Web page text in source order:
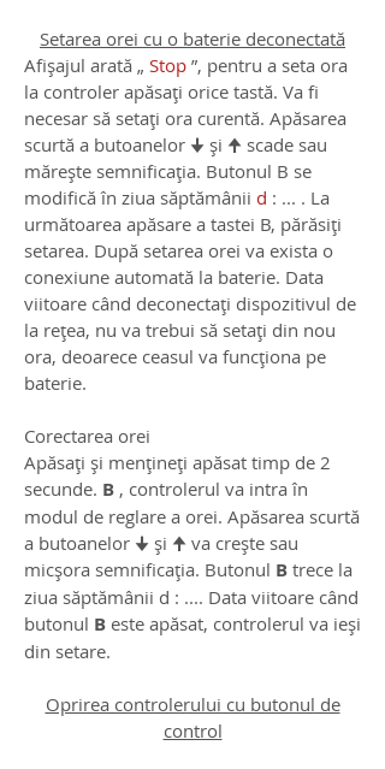
Setarea orei cu o baterie deconectată
Afișajul arată „ Stop ”, pentru a seta ora
la controler apăsați orice tastă. Va fi
necesar să setați ora curentă. Apăsarea
scurtă a butoanelor 🠋 și 🠉 scade sau
mărește semnificația. Butonul B se
modifică în ziua săptămânii d : ... . La
următoarea apăsare a tastei B, părăsiți
setarea. După setarea orei va exista o
conexiune automată la baterie. Data
viitoare când deconectați dispozitivul de
la rețea, nu va trebui să setați din nou
ora, deoarece ceasul va funcționa pe
baterie.
Corectarea orei
Apăsați și mențineți apăsat timp de 2
secunde. B , controlerul va intra în
modul de reglare a orei. Apăsarea scurtă
a butoanelor 🠋 și 🠉 va crește sau
micșora semnificația. Butonul B trece la
ziua săptămânii d : .... Data viitoare când
butonul B este apăsat, controlerul va ieși
din setare.
Oprirea controlerului cu butonul de
control